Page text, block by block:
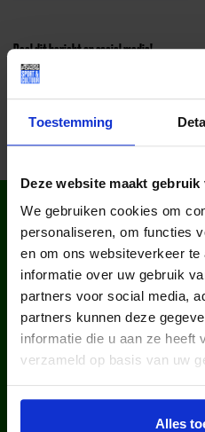
Toestemming
Deze website maakt gebruik
We gebruiken cookies om
personaliseren, om functies
en om ons websiteverkeer
informatie over uw gebruik
partners voor social media,
partners kunnen deze
informatie die u aan ze heeft
verzameld op basis van uw
Alles
Deel dit bericht op social media!
WIST JE
kinderen en
2025 via ons lid